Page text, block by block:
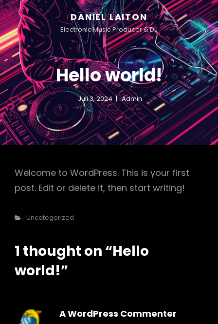
DANIEL LAITON
Electronic Music Producer & DJ
Hello world!
Juli 3, 2024 Admin
Welcome to WordPress. This is your first
post. Edit or delete it, then start writing!
Categories
Uncategorized
1 thought on “Hello
world!”
A WordPress Commenter